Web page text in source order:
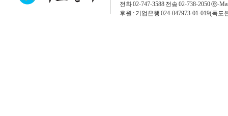
전화 02-747-3588 전송 02-738-2050 ⓔ-
후원 : 기업은행 024-047973-01-019(독도